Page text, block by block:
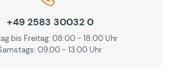
+49 2583 30032 0
bis Freitag: 08:00 - 18:00 Uhr
09.00 - 13.00 Uhr